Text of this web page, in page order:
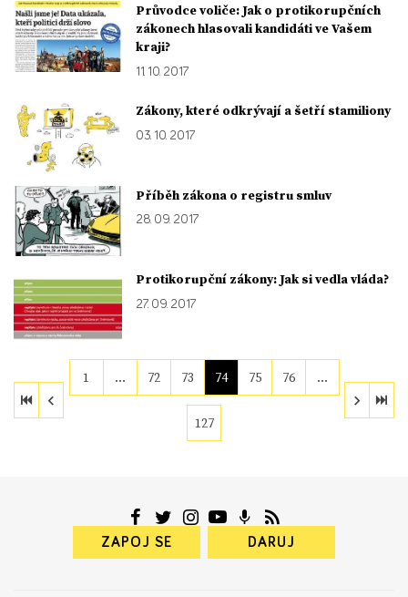
Průvodce voliče: Jak o protikorupčních
zákonech hlasovali kandidáti ve Vašem
kraji?
11. 10. 2017
Zákony, které odkrývají a šetří stamiliony
03. 10. 2017
Příběh zákona o registru smluv
28. 09. 2017
Protikorupční zákony: Jak si vedla vláda?
27. 09. 2017
1 … 72 73 74 75 76 …
127
ZAPOJ SE DARUJ